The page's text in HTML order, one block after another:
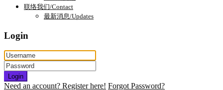
联络我们/Contact
最新消息/Updates
Login
Login
Need an account? Register here! Forgot Password?